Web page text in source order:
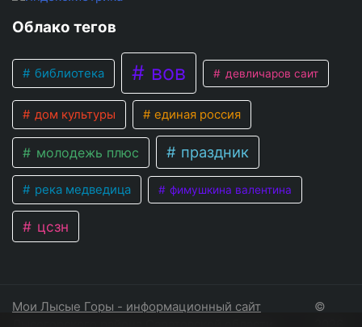
Облако тегов
библиотека вов девличаров саит
дом культуры единая россия
молодежь плюс праздник
река медведица фимушкина валентина
цсзн
Мои Лысые Горы - информационный сайт
©